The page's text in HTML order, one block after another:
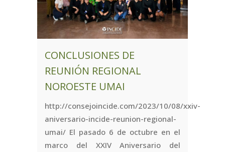
CONCLUSIONES DE
REUNIÓN REGIONAL
NOROESTE UMAI
http://consejoincide.com/2023/10/08/xxiv-
aniversario-incide-reunion-regional-
umai/ El pasado 6 de octubre en el
marco del XXIV Aniversario del